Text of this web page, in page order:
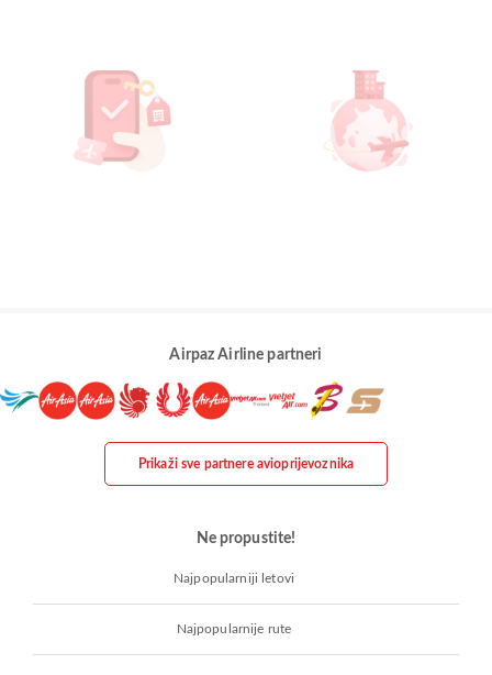
Airpaz Airline partneri
Prikaži sve partnere avioprijevoznika
Ne propustite!
Najpopularniji letovi
Najpopularnije rute